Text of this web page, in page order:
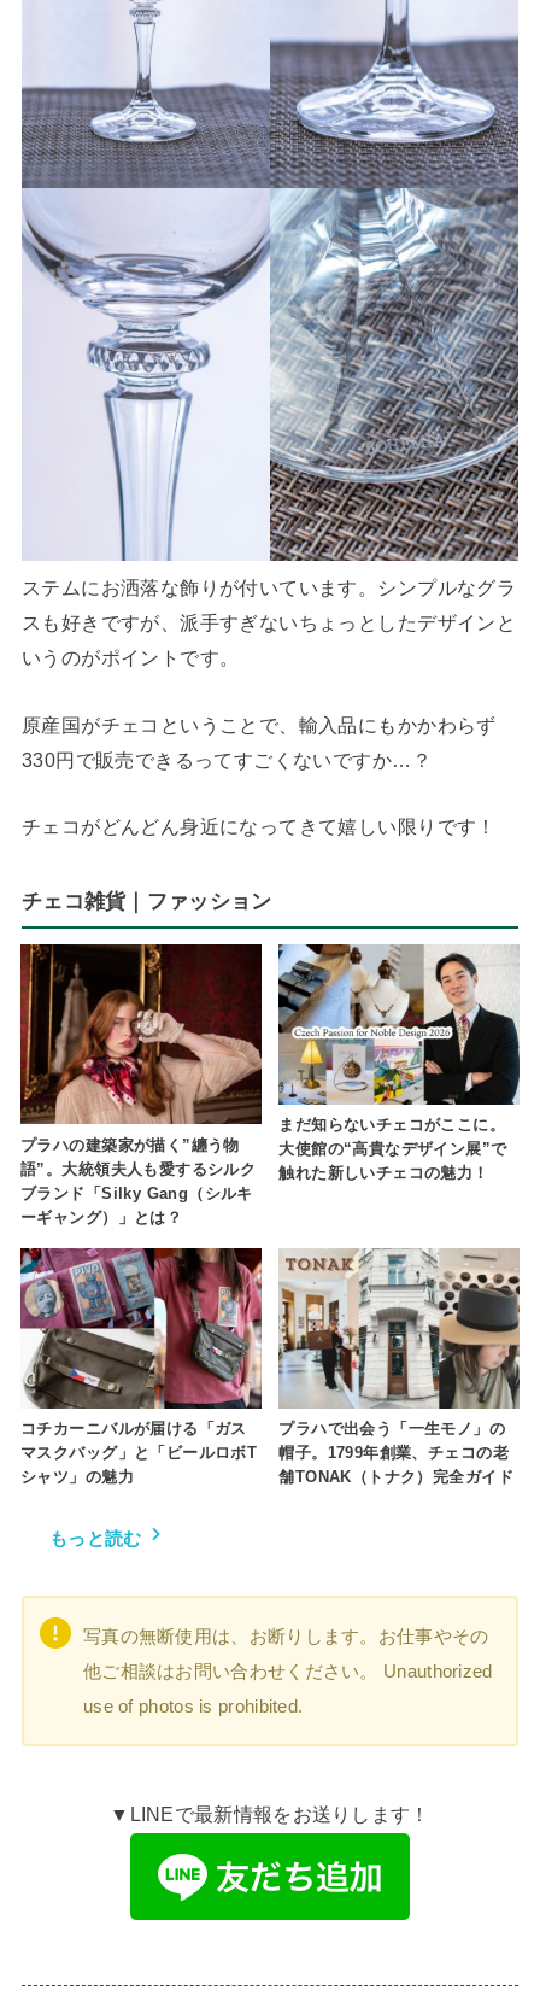
ステムにお洒落な飾りが付いています。シンプルなグラ
スも好きですが、派手すぎないちょっとしたデザインと
いうのがポイントです。
原産国がチェコということで、輸入品にもかかわらず
330円で販売できるってすごくないですか…？
チェコがどんどん身近になってきて嬉しい限りです！
チェコ雑貨｜ファッション
プラハの建築家が描く”纏う物
語”。大統領夫人も愛するシルク
ブランド「Silky Gang（シルキ
ーギャング）」とは？
まだ知らないチェコがここに。
大使館の“高貴なデザイン展”で
触れた新しいチェコの魅力！
コチカーニバルが届ける「ガス
マスクバッグ」と「ビールロボT
シャツ」の魅力
プラハで出会う「一生モノ」の
帽子。1799年創業、チェコの老
舗TONAK（トナク）完全ガイド
もっと読む
写真の無断使用は、お断りします。お仕事やその
他ご相談はお問い合わせください。 Unauthorized
use of photos is prohibited.
▼LINEで最新情報をお送りします！